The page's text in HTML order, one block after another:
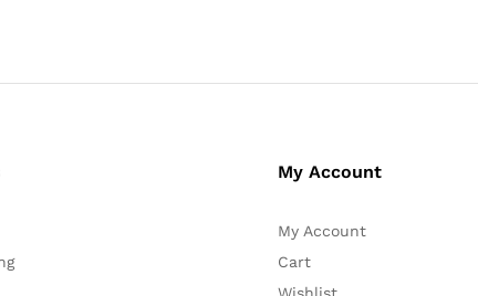
My Account
My Account
Cart
Wishlist